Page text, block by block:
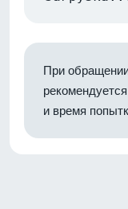
При
и время